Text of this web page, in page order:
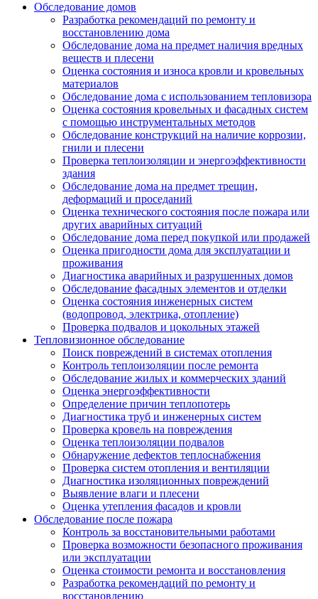
Обследование домов
Разработка рекомендаций по ремонту и
восстановлению дома
Обследование дома на предмет наличия вредных
веществ и плесени
Оценка состояния и износа кровли и кровельных
материалов
Обследование дома с использованием тепловизора
Оценка состояния кровельных и фасадных систем
с помощью инструментальных методов
Обследование конструкций на наличие коррозии,
гнили и плесени
Проверка теплоизоляции и энергоэффективности
здания
Обследование дома на предмет трещин,
деформаций и проседаний
Оценка технического состояния после пожара или
других аварийных ситуаций
Обследование дома перед покупкой или продажей
Оценка пригодности дома для эксплуатации и
проживания
Диагностика аварийных и разрушенных домов
Обследование фасадных элементов и отделки
Оценка состояния инженерных систем
(водопровод, электрика, отопление)
Проверка подвалов и цокольных этажей
Тепловизионное обследование
Поиск повреждений в системах отопления
Контроль теплоизоляции после ремонта
Обследование жилых и коммерческих зданий
Оценка энергоэффективности
Определение причин теплопотерь
Диагностика труб и инженерных систем
Проверка кровель на повреждения
Оценка теплоизоляции подвалов
Обнаружение дефектов теплоснабжения
Проверка систем отопления и вентиляции
Диагностика изоляционных повреждений
Выявление влаги и плесени
Оценка утепления фасадов и кровли
Обследование после пожара
Контроль за восстановительными работами
Проверка возможности безопасного проживания
или эксплуатации
Оценка стоимости ремонта и восстановления
Разработка рекомендаций по ремонту и
восстановлению